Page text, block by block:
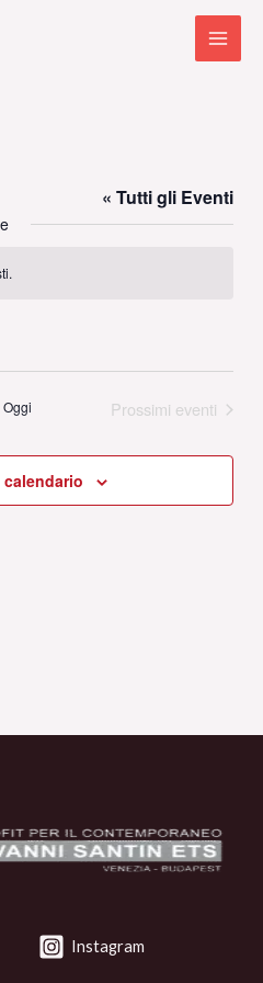
« Tutti gli Eventi
Oggi Prossimi eventi
Instagram